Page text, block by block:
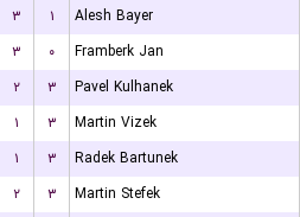
۳ ۱
Alesh Bayer
۳ ۰
Framberk Jan
۲ ۳
Pavel Kulhanek
۱ ۳
Martin Vizek
۱ ۳
Radek Bartunek
۲ ۳
Martin Stefek